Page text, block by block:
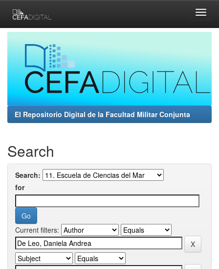
navigation
El Repositorio Digital de la Facultad Militar Conjunta
Search
Search:
for
Current filters: